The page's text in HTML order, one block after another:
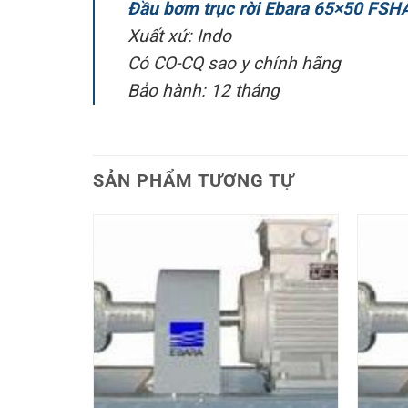
Đầu bơm trục rời Ebara 65×50
Xuất xứ: Indo
Có CO-CQ sao y chính hãng
Bảo hành: 12 tháng
SẢN PHẨM TƯƠNG TỰ